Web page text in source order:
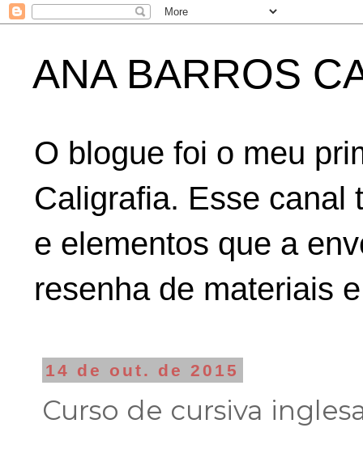
ANA BARROS
O blogue foi o meu
Caligrafia. Esse canal
e elementos que a
resenha de materiais
14 de out. de 2015
Curso de cursiva